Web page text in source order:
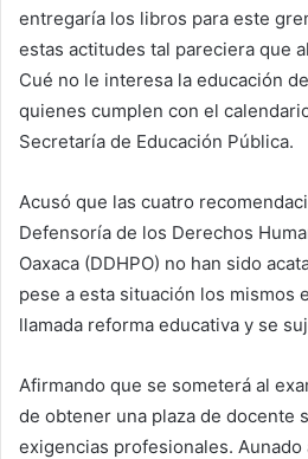
entregaría los libros para este
estas actitudes tal pareciera que
Cué no le interesa la educación
quienes cumplen con el
Secretaría de Educación Pública.
Acusó que las cuatro
Defensoría de los Derechos
Oaxaca (DDHPO) no han sido
pese a esta situación los mismos
llamada reforma educativa y se
Afirmando que se someterá al
de obtener una plaza de docente
exigencias profesionales. Aunado